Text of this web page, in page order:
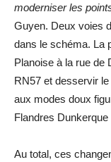
moderniser les
Guyen. Deux voies
dans le schéma. La
Planoise à la rue de
RN57 et desservir
aux modes doux
Flandres Dunkerque
Au total, ces